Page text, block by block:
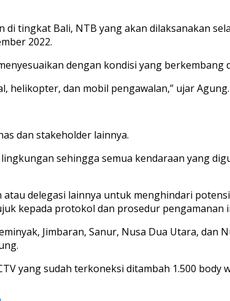
tingkat Bali, NTB yang akan dilaksanakan
2022.
dengan kondisi yang berkembang
helikopter, dan mobil pengawalan,” ujar Agung.
dan stakeholder lainnya.
sehingga semua kendaraan yang
delegasi lainnya untuk menghindari
kepada protokol dan prosedur pengamanan
Jimbaran, Sanur, Nusa Dua Utara, dan
yang sudah terkoneksi ditambah 1.500 body